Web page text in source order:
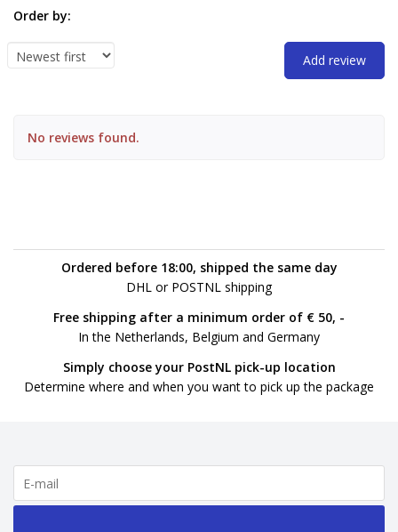
Order by:
Add review
No reviews found.
Ordered before 18:00, shipped the same day
DHL or POSTNL shipping
Free shipping after a minimum order of € 50, -
In the Netherlands, Belgium and Germany
Simply choose your PostNL pick-up location
Determine where and when you want to pick up the package